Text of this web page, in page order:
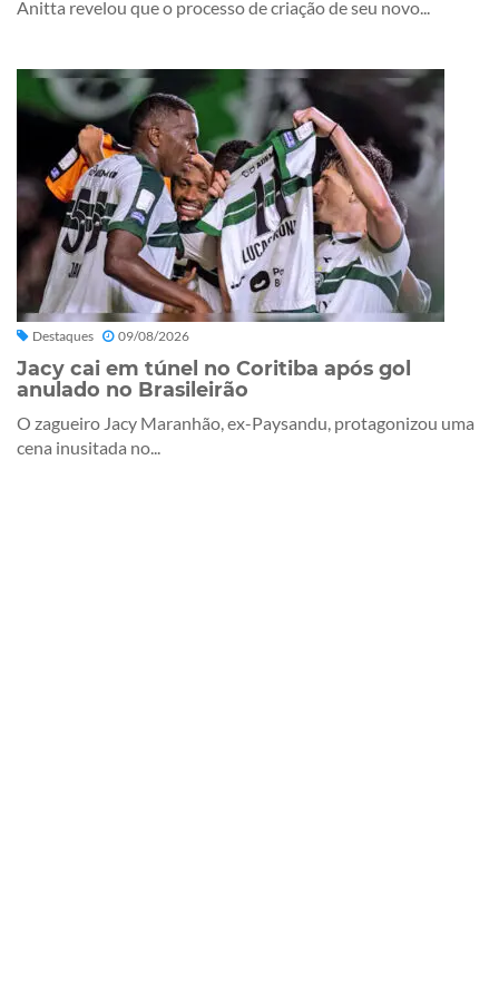
Anitta revelou que o processo de criação de seu novo...
Destaques 09/08/2026
Jacy cai em túnel no Coritiba após gol
anulado no Brasileirão
O zagueiro Jacy Maranhão, ex-Paysandu, protagonizou uma
cena inusitada no...